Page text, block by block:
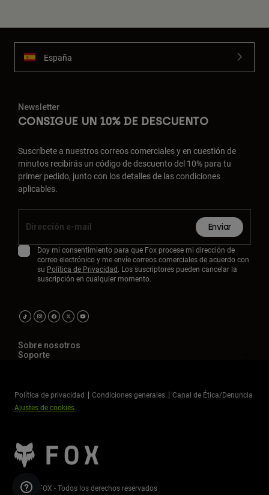
España
Newsletter
CONSIGUE UN 10% DE DESCUENTO
Suscríbete a nuestros correos comerciales y en cuestión de
minutos recibirás un código de descuento del 10% para tu
primer pedido, junto con los detalles de las condiciones
aplicables.
Enviar
Doy mi consentimiento para que Fox procese mi dirección de
correo electrónico y me envíe correos comerciales de acuerdo con
su Política de Privacidad. Los suscriptores pueden cancelar la
suscripción en cualquier momento.
Sobre nosotros
Soporte
Política de privacidad Condiciones generales
Canal de Ética/Denuncia
Ajustes de cookies
©2026 FOX - Todos los derechos reservados